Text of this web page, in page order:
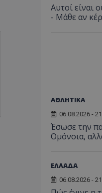
Αυτοί είναι
- Μάθε αν
ΑΘΛΗΤΙΚΑ
06.08.2026 -
Έσωσε την
Ομόνοια,
ΕΛΛΑΔΑ
06.08.2026 -